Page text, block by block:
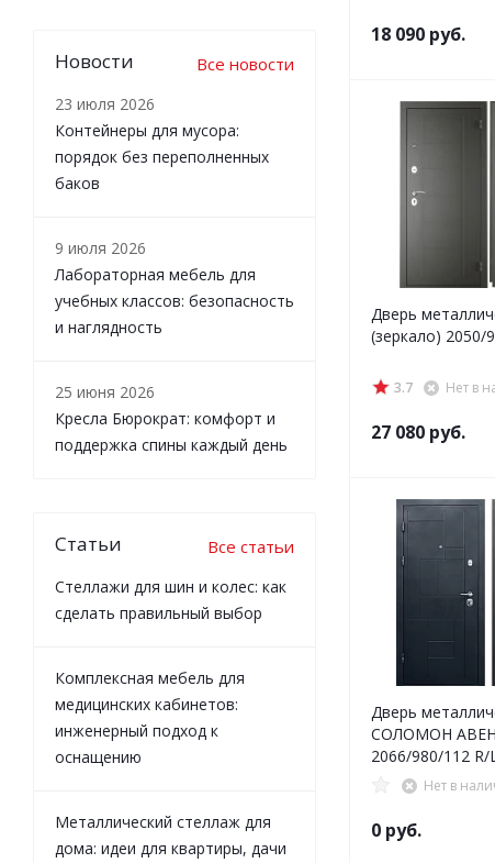
18 090 руб.
Дверь
(зеркало) 2050/
3.7 Нет в
27 080 руб.
Дверь
СОЛОМОН
2066/980/112 R/
Нет в
0 руб.
Новости Все новости
23 июля 2026
Контейнеры для мусора:
порядок без переполненных
баков
9 июля 2026
Лабораторная мебель для
учебных классов: безопасность
и наглядность
25 июня 2026
Кресла Бюрократ: комфорт и
поддержка спины каждый день
Статьи Все статьи
Стеллажи для шин и колес: как
сделать правильный выбор
Комплексная мебель для
медицинских кабинетов:
инженерный подход к
оснащению
Металлический стеллаж для
дома: идеи для квартиры, дачи